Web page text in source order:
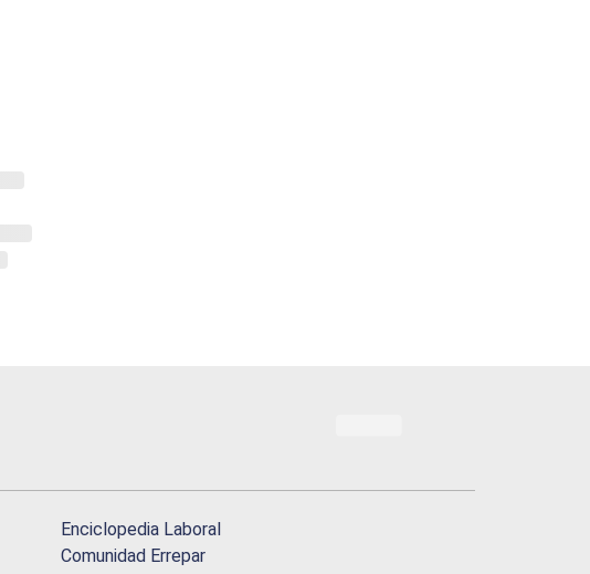
Enciclopedia Laboral
Comunidad Errepar